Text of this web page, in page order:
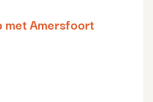
met Amersfoort